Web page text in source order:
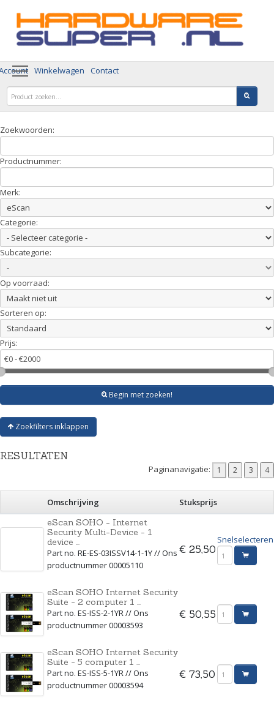
Winkelwagen Contact
Zoekwoorden:
Productnummer:
Merk:
Categorie:
Subcategorie:
Op voorraad:
Sorteren op:
Prijs:
Begin met zoeken!
Zoekfilters inklappen
RESULTATEN
Paginanavigatie:
Omschrijving
Stuksprijs
eScan SOHO - Internet
Security Multi-Device - 1
device ...
Part no. RE-ES-03ISSV14-1-1Y // Ons
productnummer 00005110
€ 25,50
Snelselecteren
eScan SOHO Internet Security
Suite - 2 computer 1 ...
Part no. ES-ISS-2-1YR // Ons
productnummer 00003593
€ 50,55
eScan SOHO Internet Security
Suite - 5 computer 1 ...
Part no. ES-ISS-5-1YR // Ons
productnummer 00003594
€ 73,50